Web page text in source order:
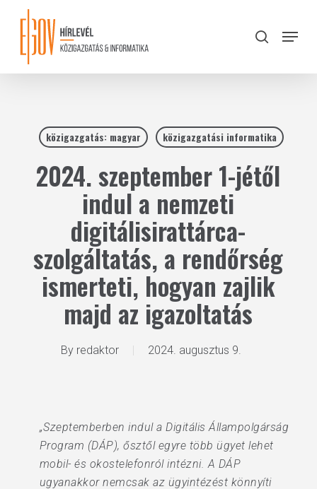
content
search
Menu
közigazgatás: magyar közigazgatási informatika
2024. szeptember 1-jétől
indul a nemzeti
digitálisirattárca-
szolgáltatás, a rendőrség
ismerteti, hogyan zajlik
majd az igazoltatás
By redaktor 2024. augusztus 9.
„Szeptemberben indul a Digitális Állampolgárság
Program (DÁP), ősztől egyre több ügyet lehet
mobil- és okostelefonról intézni. A DÁP
ugyanakkor nemcsak az ügyintézést könnyíti
Close